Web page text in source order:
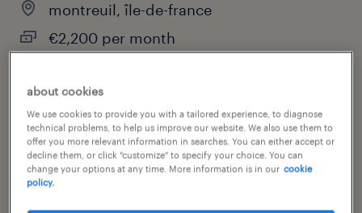
montreuil, île-de-france
€2,200 per month
job category
information technology
about cookies
We use cookies to provide you with a tailored experience, to diagnose
technical problems, to help us improve our website. We also use them to
offer you more relevant information in searches. You can either accept or
decline them, or click "customize" to specify your choice. You can
change your options at any time. More information is in our cookie
policy.